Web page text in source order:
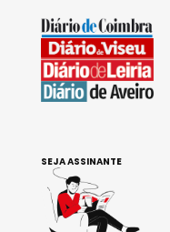
SEJA ASSINANTE